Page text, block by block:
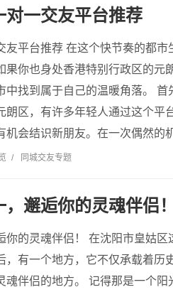
对一交友平台推荐
友平台推荐 在这个快节奏的都
果你也身处香港特别行政区的
中找到属于自己的温暖角落。
朗区，有许多年轻人通过这个
机会结识新朋友。在一次偶然的
/ 同城交友专题
邂逅你的灵魂伴侣！
你的灵魂伴侣！ 在沈阳市皇姑
，有一个地方，它不仅承载着
魂伴侣的地方。 记得那是一个